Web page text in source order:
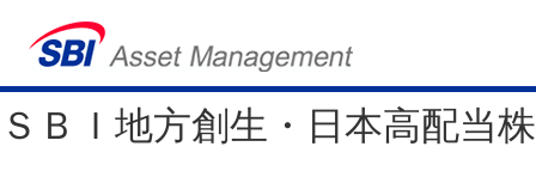
ＳＢＩ地方創生・日本高配当